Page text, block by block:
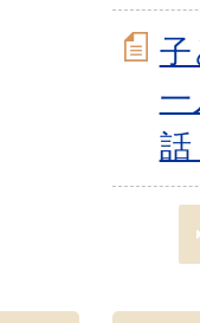
子
話